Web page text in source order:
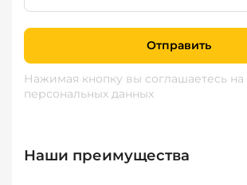
Отправить
Нажимая кнопку вы соглашаетесь на
персональных данных
Наши преимущества